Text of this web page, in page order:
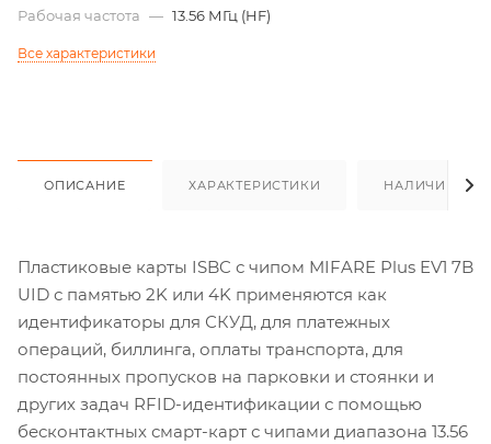
Рабочая частота — 13.56 МГц (HF)
Все характеристики
ОПИСАНИЕ ХАРАКТЕРИСТИКИ НАЛИЧИЕ
Пластиковые карты ISBC с чипом MIFARE Plus EV1 7B
UID с памятью 2K или 4K применяются как
идентификаторы для СКУД, для платежных
операций, биллинга, оплаты транспорта, для
постоянных пропусков на парковки и стоянки и
других задач RFID-идентификации с помощью
бесконтактных смарт-карт с чипами диапазона 13.56